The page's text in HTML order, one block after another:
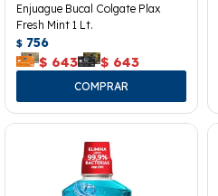
Enjuague Bucal Colgate Plax
Fresh Mint 1 Lt.
$ 756
$ 643 $ 643